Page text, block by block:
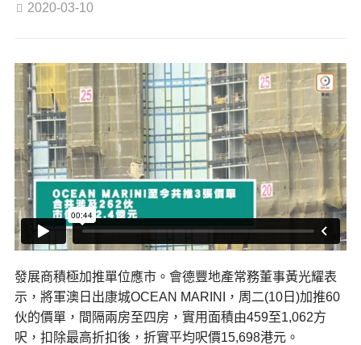
2020-03-10
發展商積極加推單位應市。會德豐地產常務董事黃光耀表
示，將軍澳日出康城OCEAN MARINI，周二(10日)加推60
伙的價單，間隔兩房至四房，實用面積由459至1,062方
呎，扣除最高折扣後，折實平均呎價15,698港元。